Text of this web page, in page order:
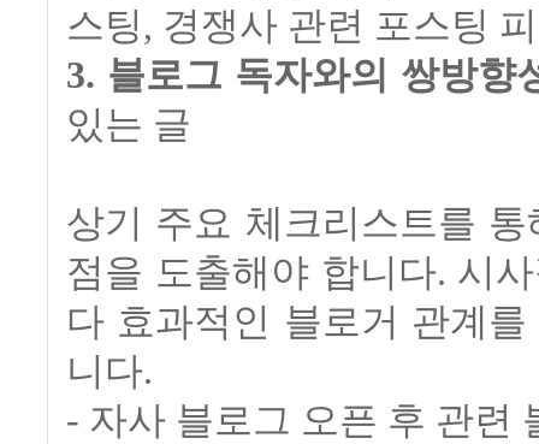
스팅, 경쟁사 관련 포스팅
3. 블로그 독자와의 쌍방향
있는 글
상기 주요 체크리스트를
점을 도출해야 합니다. 시
다 효과적인 블로거 관계
니다.
- 자사 블로그 오픈 후 관련